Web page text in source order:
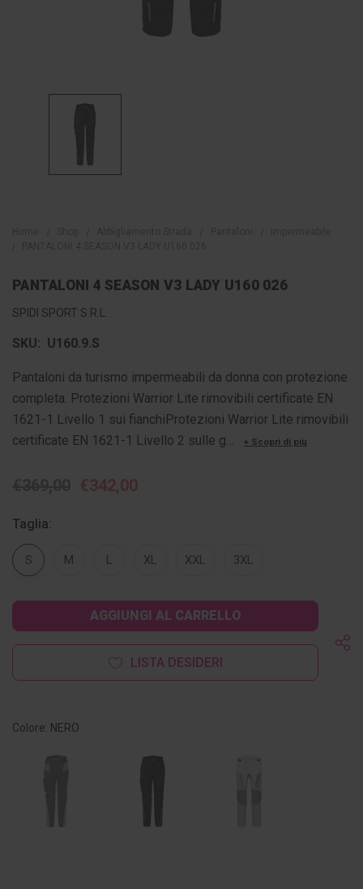
PANTALONI 4 SEASON V3 LADY U160 026
SPIDI SPORT S.R.L.
SKU: U160.9.S
Pantaloni da turismo impermeabili da donna con protezione
completa. Protezioni Warrior Lite rimovibili certificate EN
1621-1 Livello 1 sui fianchiProtezioni Warrior Lite rimovibili
certificate EN 1621-1 Livello 2 sulle g…
+ Scopri di più
€342,00
Taglia:
S M L XL XXL 3XL
attuale:
LISTA DESIDERI
Colore: NERO